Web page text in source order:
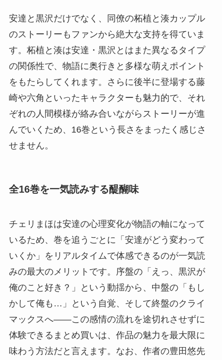
安達と黒沢だけでなく、同僚の柘植と湊カップル
のストーリーもファンから絶大な支持を得ていま
す。柘植と湊は安達・黒沢とはまた異なるタイプ
の関係性で、物語に奥行きと多様な萌えポイント
をもたらしてくれます。さらに後半に登場する藤
崎や六角といったキャラクターも魅力的で、それ
ぞれの人間模様が絡み合いながらストーリーが進
んでいくため、16巻という長さをまったく感じさ
せません。
全16巻を一気読みする醍醐味
チェリまほは安達の心理変化が物語の軸になって
いるため、巻を追うごとに「安達がどう変わって
いくか」をリアルタイムで体感できるのが一気読
みの最大のメリットです。序盤の「えっ、黒沢が
俺のこと好き？」という動揺から、中盤の「もし
かして俺も…」という自覚、そして終盤のクライ
マックスへ——この感情の流れを途切れさせずに
体験できるまとめ買いは、作品の魅力を最大限に
味わう方法だと言えます。なお、作者の豊田悠先